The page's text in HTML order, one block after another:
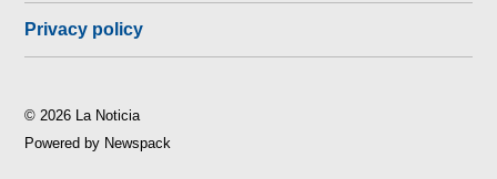
Privacy policy
© 2026 La Noticia
Powered by Newspack